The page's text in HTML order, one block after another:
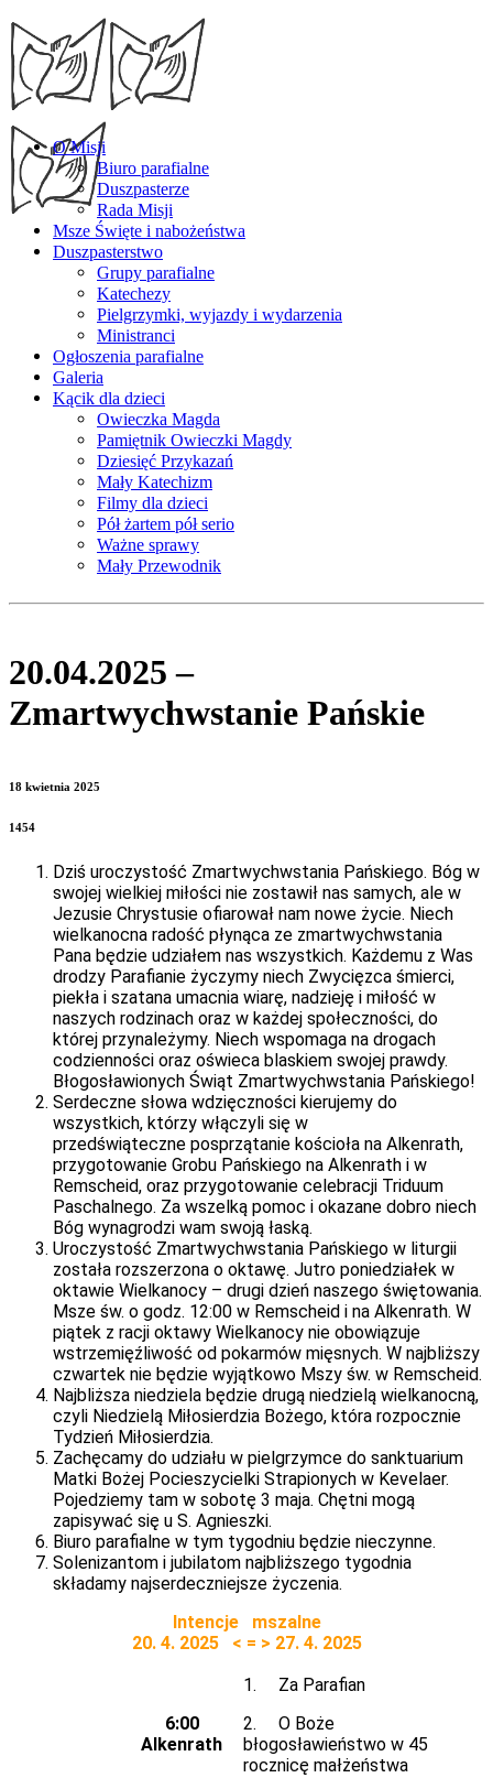
O Misji
Biuro parafialne
Duszpasterze
Rada Misji
Msze Święte i nabożeństwa
Duszpasterstwo
Grupy parafialne
Katechezy
Pielgrzymki, wyjazdy i wydarzenia
Ministranci
Ogłoszenia parafialne
Galeria
Kącik dla dzieci
Owieczka Magda
Pamiętnik Owieczki Magdy
Dziesięć Przykazań
Mały Katechizm
Filmy dla dzieci
Pół żartem pół serio
Ważne sprawy
Mały Przewodnik
20.04.2025 –
Zmartwychwstanie Pańskie
18 kwietnia 2025
1454
Dziś uroczystość Zmartwychwstania Pańskiego. Bóg w
swojej wielkiej miłości nie zostawił nas samych, ale w
Jezusie Chrystusie ofiarował nam nowe życie. Niech
wielkanocna radość płynąca ze zmartwychwstania
Pana będzie udziałem nas wszystkich. Każdemu z Was
drodzy Parafianie życzymy niech Zwycięzca śmierci,
piekła i szatana umacnia wiarę, nadzieję i miłość w
naszych rodzinach oraz w każdej społeczności, do
której przynależymy. Niech wspomaga na drogach
codzienności oraz oświeca blaskiem swojej prawdy.
Błogosławionych Świąt Zmartwychwstania Pańskiego!
Serdeczne słowa wdzięczności kierujemy do
wszystkich, którzy włączyli się w
przedświąteczne posprzątanie kościoła na Alkenrath,
przygotowanie Grobu Pańskiego na Alkenrath i w
Remscheid, oraz przygotowanie celebracji Triduum
Paschalnego. Za wszelką pomoc i okazane dobro niech
Bóg wynagrodzi wam swoją łaską.
Uroczystość Zmartwychwstania Pańskiego w liturgii
została rozszerzona o oktawę. Jutro poniedziałek w
oktawie Wielkanocy – drugi dzień naszego świętowania.
Msze św. o godz. 12:00 w Remscheid i na Alkenrath. W
piątek z racji oktawy Wielkanocy nie obowiązuje
wstrzemięźliwość od pokarmów mięsnych. W najbliższy
czwartek nie będzie wyjątkowo Mszy św. w Remscheid.
Najbliższa niedziela będzie drugą niedzielą wielkanocną,
czyli Niedzielą Miłosierdzia Bożego, która rozpocznie
Tydzień Miłosierdzia.
Zachęcamy do udziału w pielgrzymce do sanktuarium
Matki Bożej Pocieszycielki Strapionych w Kevelaer.
Pojedziemy tam w sobotę 3 maja. Chętni mogą
zapisywać się u S. Agnieszki.
Biuro parafialne w tym tygodniu będzie nieczynne.
Solenizantom i jubilatom najbliższego tygodnia
składamy najserdeczniejsze życzenia.
Intencje mszalne
20. 4. 2025 < = > 27. 4. 2025
6:00
Alkenrath
1. Za Parafian
2. O Boże
błogosławieństwo w 45
rocznicę małżeństwa